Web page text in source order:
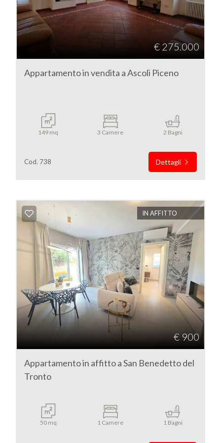
€ 275.000
Appartamento in vendita a Ascoli Piceno
149 mq 3 Camere 2 Bagni
Cod. 738 Dettagli
IN AFFITTO
€ 900
Appartamento in affitto a San Benedetto del
Tronto
50 mq 1 Camere 1 Bagni
4
5+
2
5
5+
opzioni
Giardino